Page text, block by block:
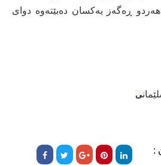
هەردو ڕەگەز یەكسان دەبێتەوە دوای
ی
: